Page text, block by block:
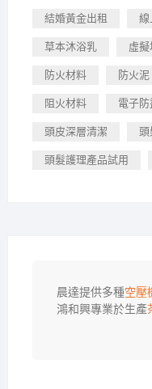
結婚黃金出租 線
草本沐浴乳 虛擬
防火材料 防火泥
阻火材料 電子防
頭皮深層清潔 頭
頭髮護理產品試用
晨達提供多種空壓
鴻和興專業於生產